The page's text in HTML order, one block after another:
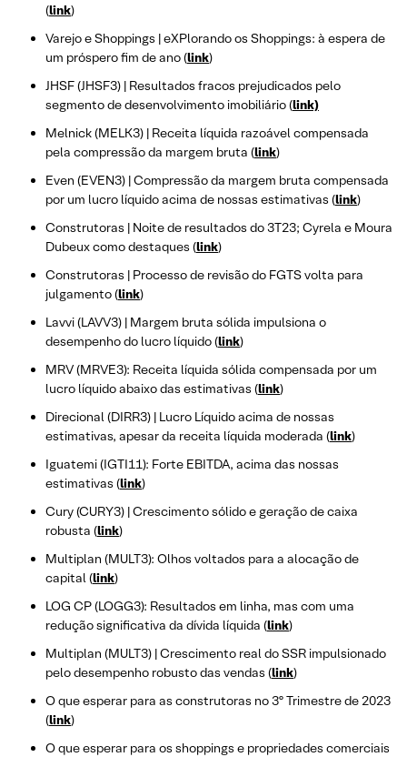
(link)
Varejo e Shoppings | eXPlorando os Shoppings: à espera de
um próspero fim de ano (link)
JHSF (JHSF3) | Resultados fracos prejudicados pelo
segmento de desenvolvimento imobiliário (link)
Melnick (MELK3) | Receita líquida razoável compensada
pela compressão da margem bruta (link)
Even (EVEN3) | Compressão da margem bruta compensada
por um lucro líquido acima de nossas estimativas (link)
Construtoras | Noite de resultados do 3T23; Cyrela e Moura
Dubeux como destaques (link)
Construtoras | Processo de revisão do FGTS volta para
julgamento (link)
Lavvi (LAVV3) | Margem bruta sólida impulsiona o
desempenho do lucro líquido (link)
MRV (MRVE3): Receita líquida sólida compensada por um
lucro líquido abaixo das estimativas (link)
Direcional (DIRR3) | Lucro Líquido acima de nossas
estimativas, apesar da receita líquida moderada (link)
Iguatemi (IGTI11): Forte EBITDA, acima das nossas
estimativas (link)
Cury (CURY3) | Crescimento sólido e geração de caixa
robusta (link)
Multiplan (MULT3): Olhos voltados para a alocação de
capital (link)
LOG CP (LOGG3): Resultados em linha, mas com uma
redução significativa da dívida líquida (link)
Multiplan (MULT3) | Crescimento real do SSR impulsionado
pelo desempenho robusto das vendas (link)
O que esperar para as construtoras no 3º Trimestre de 2023
(link)
O que esperar para os shoppings e propriedades comerciais